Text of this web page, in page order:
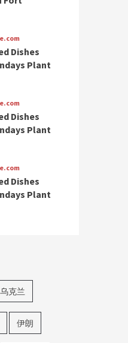
Dishes
Plant
Dishes
Plant
Dishes
Plant
乌克兰
伊朗